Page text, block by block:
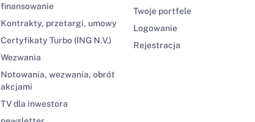
finansowanie
Kontrakty, przetargi, umowy
Certyfikaty Turbo (ING N.V.)
Wezwania
Notowania, wezwania, obrót
akcjami
TV dla inwestora
Twoje portfele
Logowanie
Rejestracja